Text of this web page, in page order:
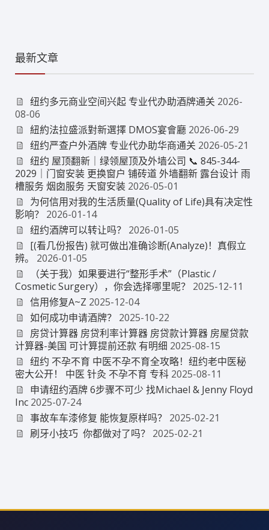
最新文章
纽约多元商业空间兴起 专业代办助酒牌通关 2026-
08-06
紐約法拉盛派對新選擇 DMOS宴會廳 2026-06-29
纽约严查户外酒牌 专业代办助华商通关 2026-05-21
纽约 屋顶翻新｜绿领屋顶及外墙公司 📞 845-344-
2029｜门窗安装 更换窗户 铺砖道 外墙翻新 露台设计 雨
槽服务 烟囱服务 天窗安装 2026-05-01
为何信用对我的生活质量(Quality of Life)具有决定性
影响？ 2026-01-14
纽约酒牌可以转让吗？ 2026-01-05
[(看几份报告) 就可做出准确诊断(Analyze)！真假立
辨。
2026-01-05
（关于我）如果要进行“整形手术”（Plastic /
Cosmetic Surgery），你会选择哪里呢？ 2025-12-11
信用修复A~Z 2025-12-04
如何成功申请酒牌？ 2025-10-22
房贷计算器 房贷利率计算器 房贷款计算器 房屋贷款
计算器-美国 可计算提前还款 有明细 2025-08-15
纽约 不孕不育 中医不孕不育全攻略！纽约老中医秘
密大公开！ 中医 针灸 不孕不育 专科 2025-08-11
申请纽约酒牌 6步骤不可少 找Michael & Jenny Floyd
Inc 2025-07-24
事故车车漆修复 能恢复原样吗？ 2025-02-21
刷牙小技巧 你都做对了吗？ 2025-02-21